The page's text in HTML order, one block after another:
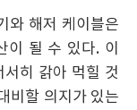
와 해저 케이블은
이 될 수 있다. 이
히 갉아 먹힐 것
비할 의지가 있는